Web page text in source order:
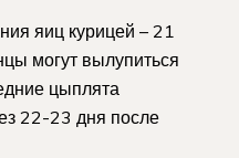
яиц курицей – 21
могут вылупиться
цыплята
22-23 дня после